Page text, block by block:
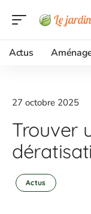
Actus
27 octobre 2025
Trouver
Actus